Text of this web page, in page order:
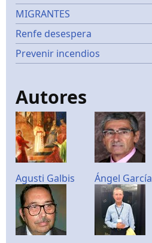
MIGRANTES
Renfe desespera
Prevenir incendios
Autores
Agusti Galbis Ángel García